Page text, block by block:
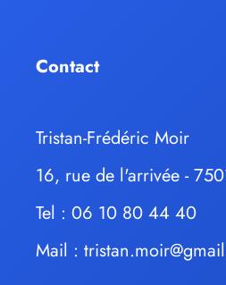
Contact
Tristan-Frédéric Moir
16, rue de l'arrivée -
Tel : 06 10 80 44 40
Mail :